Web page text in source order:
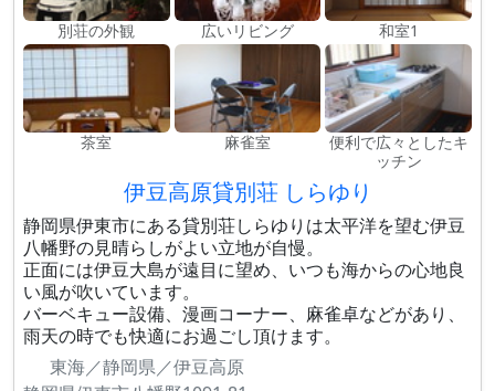
別荘の外観 広いリビング 和室1
茶室 麻雀室
便利で広々としたキ
ッチン
伊豆高原貸別荘 しらゆり
静岡県伊東市にある貸別荘しらゆりは太平洋を望む伊豆
八幡野の見晴らしがよい立地が自慢。
正面には伊豆大島が遠目に望め、いつも海からの心地良
い風が吹いています。
バーベキュー設備、漫画コーナー、麻雀卓などがあり、
雨天の時でも快適にお過ごし頂けます。
東海／静岡県／伊豆高原